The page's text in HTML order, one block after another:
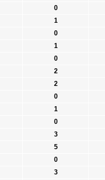
0
1
0
1
0
2
2
0
1
0
3
5
0
3